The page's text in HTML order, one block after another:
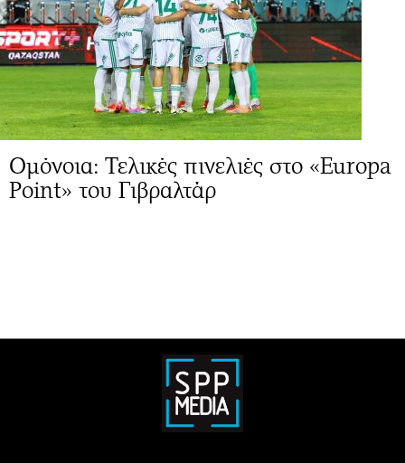
Ομόνοια: Τελικές πινελιές στο «Europa
Point» του Γιβραλτάρ